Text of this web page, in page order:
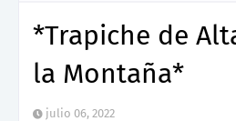
*Trapiche de
la Montaña*
julio 06, 2022